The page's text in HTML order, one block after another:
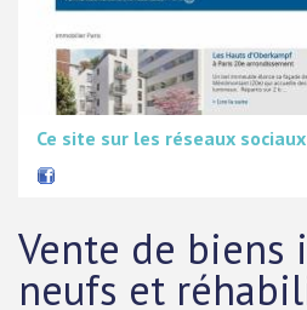
Ce site sur les réseaux
Vente de biens
neufs et